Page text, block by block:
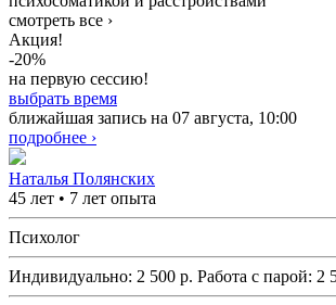
смотреть все ›
Акция!
-20%
на первую сессию!
выбрать время
ближайшая запись на 07 августа, 10:00
подробнее ›
Наталья Полянских
45 лет • 7 лет опыта
Психолог
Индивидуально: 2 500 р. Работа с парой: 2